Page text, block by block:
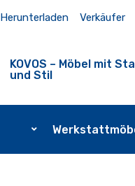
Herunterladen Verkäufer
KOVOS – Möbel mit
und Stil